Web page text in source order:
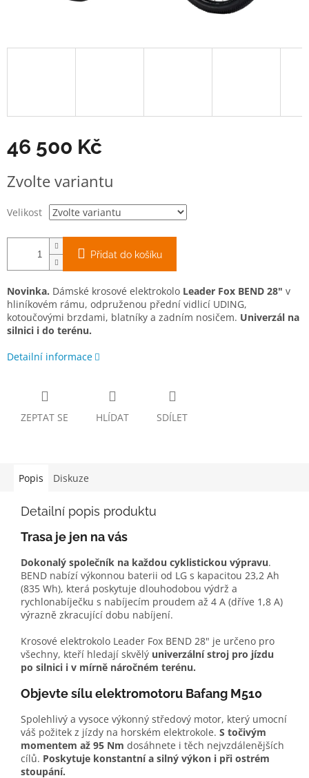
46 500 Kč
cena:
Zvolte variantu
Velikost
Přidat do košíku
Novinka. Dámské krosové elektrokolo Leader Fox BEND 28" v
hliníkovém rámu, odpruženou přední vidlicí UDING,
kotoučovými brzdami, blatníky a zadním nosičem. Univerzál na
silnici i do terénu.
Detailní informace
ZEPTAT SE HLÍDAT SDÍLET
Popis Diskuze
Detailní popis produktu
Trasa je jen na vás
Dokonalý společník na každou cyklistickou výpravu.
BEND nabízí výkonnou baterii od LG s kapacitou 23,2 Ah
(835 Wh), která poskytuje dlouhodobou výdrž a
rychlonabíječku s nabíjecím proudem až 4 A (dříve 1,8 A)
výrazně zkracující dobu nabíjení.
Krosové elektrokolo Leader Fox BEND 28" je určeno pro
všechny, kteří hledají skvělý univerzální stroj pro jízdu
po silnici i v mírně náročném terénu.
Objevte sílu elektromotoru Bafang M510
Spolehlivý a vysoce výkonný středový motor, který umocní
váš požitek z jízdy na horském elektrokole. S točivým
momentem až 95 Nm dosáhnete i těch nejvzdálenějších
cílů. Poskytuje konstantní a silný výkon i při ostrém
stoupání.